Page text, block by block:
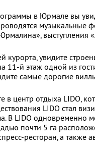
в Юрмале вы
музыкальные
выступления
курорта, увидите
11-й этаж одной из
самые дорогие
в центр отдыха LIDO,
LIDO стал
В LIDO одновременно
почти 5 га
ресторан, а также